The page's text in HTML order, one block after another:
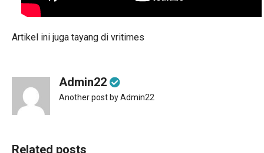
Artikel ini juga tayang di vritimes
Admin22
Another post by Admin22
Related posts